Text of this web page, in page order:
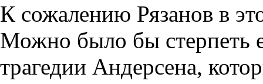
К сожалению Рязанов в
Можно было бы стерпеть
трагедии Андерсена,